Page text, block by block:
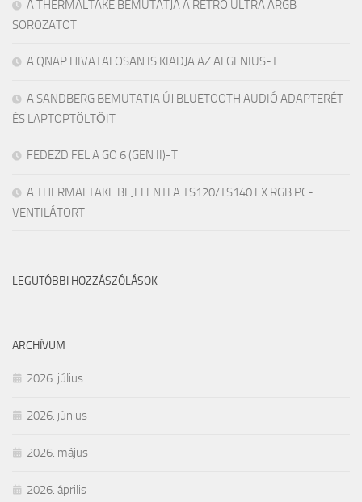
A THERMALTAKE BEMUTATJA A RETRO ULTRA ARGB
SOROZATOT
A QNAP HIVATALOSAN IS KIADJA AZ AI GENIUS-T
A SANDBERG BEMUTATJA ÚJ BLUETOOTH AUDIÓ ADAPTERÉT
ÉS LAPTOPTÖLTŐIT
FEDEZD FEL A GO 6 (GEN II)-T
A THERMALTAKE BEJELENTI A TS120/TS140 EX RGB PC-
VENTILÁTORT
LEGUTÓBBI HOZZÁSZÓLÁSOK
ARCHÍVUM
2026. július
2026. június
2026. május
2026. április